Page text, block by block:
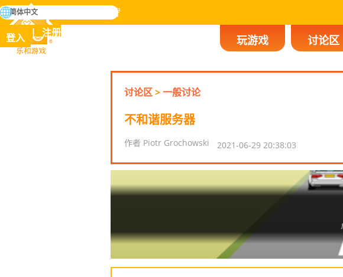
乐和游戏
掌握人类历史上所有游戏
搜
寻
玩游戏 讨论区
登入 注册
简体中文
讨论区>一般讨论
不和谐服务器
作者 Piotr Grochowski 2021-06-29 20:38:03